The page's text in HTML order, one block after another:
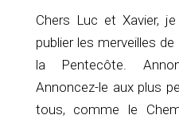
Chers Luc et Xavier,
publier les merveilles
la Pentecôte.
Annoncez-le aux plus
tous, comme le